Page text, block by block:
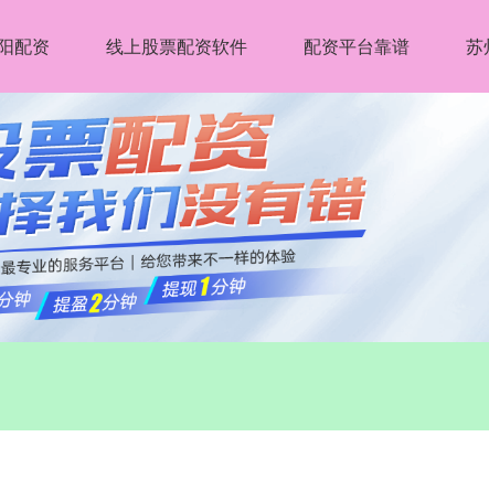
配资 线上股票配资软件 配资平台靠谱 苏